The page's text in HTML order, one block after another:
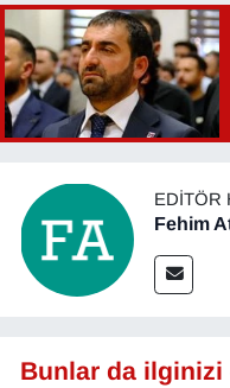
EDITÖR
Fehim
Bunlar da